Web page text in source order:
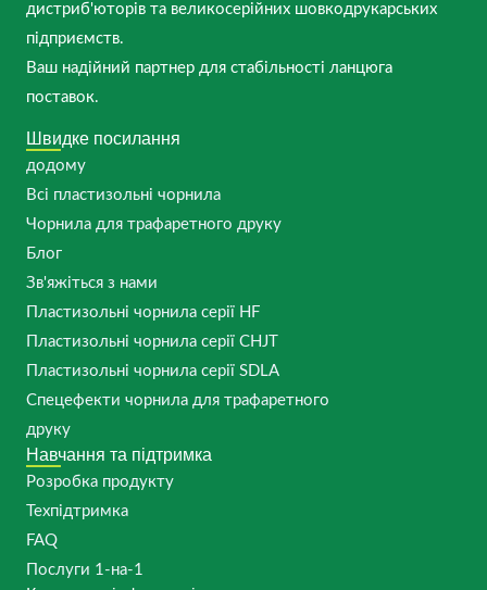
дистриб'юторів та великосерійних шовкодрукарських
підприємств.
Ваш надійний партнер для стабільності ланцюга
поставок.
Швидке посилання
додому
Всі пластизольні чорнила
Чорнила для трафаретного друку
Блог
Зв'яжіться з нами
Пластизольні чорнила серії HF
Пластизольні чорнила серії CHJT
Пластизольні чорнила серії SDLA
Спецефекти чорнила для трафаретного
друку
Навчання та підтримка
Розробка продукту
Техпідтримка
FAQ
Послуги 1-на-1